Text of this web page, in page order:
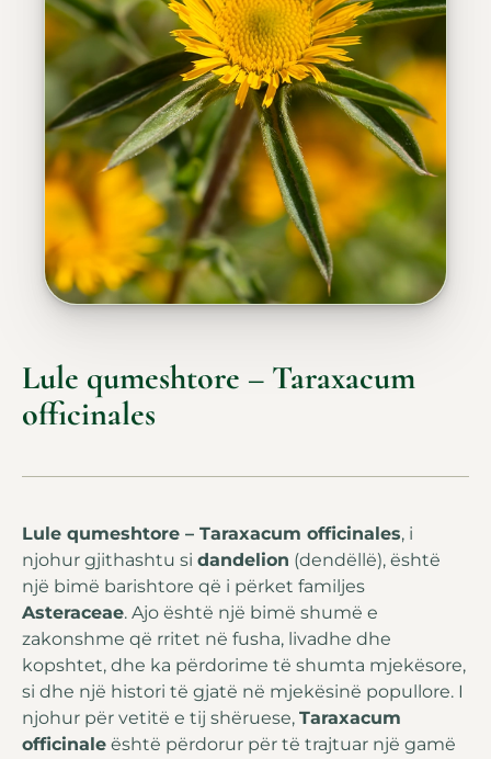
Lule qumeshtore – Taraxacum
officinales
Lule qumeshtore – Taraxacum officinales, i
njohur gjithashtu si dandelion (dendëllë), është
një bimë barishtore që i përket familjes
Asteraceae. Ajo është një bimë shumë e
zakonshme që rritet në fusha, livadhe dhe
kopshtet, dhe ka përdorime të shumta mjekësore,
si dhe një histori të gjatë në mjekësinë popullore. I
njohur për vetitë e tij shëruese, Taraxacum
officinale është përdorur për të trajtuar një gamë